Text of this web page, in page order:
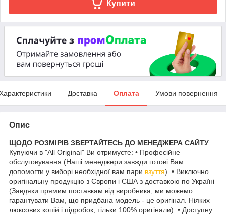
Купити
Доставка Оплата Умови повернення
Опис
ЩОДО РОЗМІРІВ ЗВЕРТАЙТЕСЬ ДО МЕНЕДЖЕРА САЙТУ
Купуючи в "All Original" Ви отримуєте: • Професійне
обслуговування (Наші менеджери завжди готові Вам
допомогти у виборі необхідної вам пари взуття). • Виключно
оригінальну продукцію з Європи і США з доставкою по Україні
(Завдяки прямим поставкам від виробника, ми можемо
гарантувати Вам, що придбана модель - це оригінал. Ніяких
люксових копій і підробок, тільки 100% оригінали). • Доступну